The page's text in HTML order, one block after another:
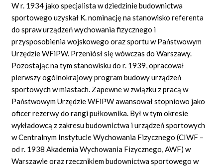
W r. 1934 jako specjalista w dziedzinie budownictwa
sportowego uzyskał K. nominację na stanowisko referenta
do spraw urządzeń wychowania fizycznego i
przysposobienia wojskowego oraz sportu w Państwowym
Urzędzie WFiPW. Przeniósł się wówczas do Warszawy.
Pozostając na tym stanowisku do r. 1939, opracował
pierwszy ogólnokrajowy program budowy urządzeń
sportowych w miastach. Zapewne w związku z pracą w
Państwowym Urzędzie WFiPW awansował stopniowo jako
oficer rezerwy do rangi pułkownika. Był w tym okresie
wykładowcą z zakresu budownictwa i urządzeń sportowych
w Centralnym Instytucie Wychowania Fizycznego (CIWF –
od r. 1938 Akademia Wychowania Fizycznego, AWF) w
Warszawie oraz rzecznikiem budownictwa sportowego w